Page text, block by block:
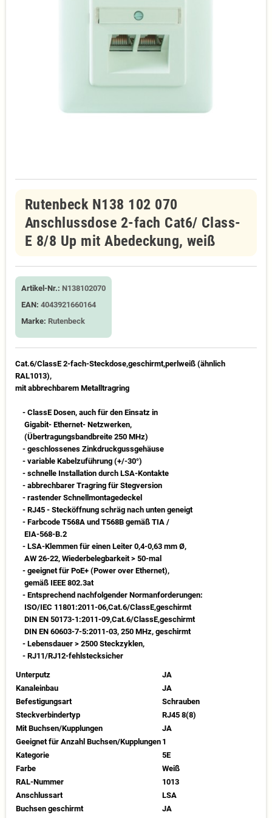
Rutenbeck N138 102 070
Anschlussdose 2-fach Cat6/ Class-
E 8/8 Up mit Abedeckung, weiß
Artikel-Nr.: N138102070
EAN: 4043921660164
Marke: Rutenbeck
Cat.6/ClassE 2-fach-Steckdose,geschirmt,perlweiß (ähnlich
RAL1013),
mit abbrechbarem Metalltragring
- ClassE Dosen, auch für den Einsatz in
Gigabit- Ethernet- Netzwerken,
(Übertragungsbandbreite 250 MHz)
- geschlossenes Zinkdruckgussgehäuse
- variable Kabelzuführung (+/-30°)
- schnelle Installation durch LSA-Kontakte
- abbrechbarer Tragring für Stegversion
- rastender Schnellmontagedeckel
- RJ45 - Stecköffnung schräg nach unten geneigt
- Farbcode T568A und T568B gemäß TIA /
EIA-568-B.2
- LSA-Klemmen für einen Leiter 0,4-0,63 mm Ø,
AW 26-22, Wiederbelegbarkeit > 50-mal
- geeignet für PoE+ (Power over Ethernet),
gemäß IEEE 802.3at
- Entsprechend nachfolgender Normanforderungen:
ISO/IEC 11801:2011-06,Cat.6/ClassE,geschirmt
DIN EN 50173-1:2011-09,Cat.6/ClassE,geschirmt
DIN EN 60603-7-5:2011-03, 250 MHz, geschirmt
- Lebensdauer > 2500 Steckzyklen,
- RJ11/RJ12-fehlstecksicher
Unterputz
JA
Kanaleinbau
JA
Befestigungsart
Schrauben
Steckverbindertyp
RJ45 8(8)
Mit Buchsen/Kupplungen
JA
Geeignet für Anzahl Buchsen/Kupplungen 1
Kategorie
5E
Farbe
Weiß
RAL-Nummer
1013
Anschlussart
LSA
Buchsen geschirmt
JA